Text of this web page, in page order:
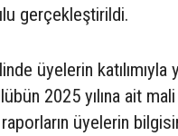
gerçekleştirildi.
üyelerin katılımıyla
2025 yılına ait
raporların üyelerin